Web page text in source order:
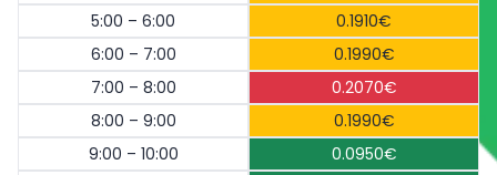
5:00 – 6:00
0.1910€
6:00 – 7:00
0.1990€
7:00 – 8:00
0.2070€
8:00 – 9:00
0.1990€
9:00 – 10:00
0.0950€